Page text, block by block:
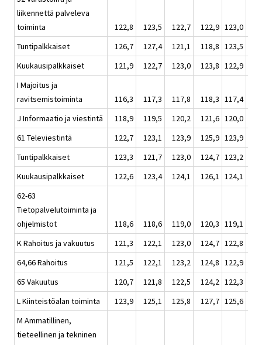
liikennettä palveleva
toiminta
122,8 123,5 122,7 122,9 123,0
Tuntipalkkaiset
126,7 127,4 121,1 118,8 123,5
Kuukausipalkkaiset
121,9 122,7 123,0 123,8 122,9
I Majoitus ja
ravitsemistoiminta
116,3 117,3 117,8 118,3 117,4
J Informaatio ja viestintä
118,9 119,5 120,2 121,6 120,0
61 Televiestintä
122,7 123,1 123,9 125,9 123,9
Tuntipalkkaiset
123,3 121,7 123,0 124,7 123,2
Kuukausipalkkaiset
122,6 123,4 124,1 126,1 124,1
62-63
Tietopalvelutoiminta ja
ohjelmistot
118,6 118,6 119,0 120,3 119,1
K Rahoitus ja vakuutus
121,3 122,1 123,0 124,7 122,8
64,66 Rahoitus
121,5 122,1 123,2 124,8 122,9
65 Vakuutus
120,7 121,8 122,5 124,2 122,3
L Kiinteistöalan toiminta
123,9 125,1 125,8 127,7 125,6
M Ammatillinen,
tieteellinen ja tekninen